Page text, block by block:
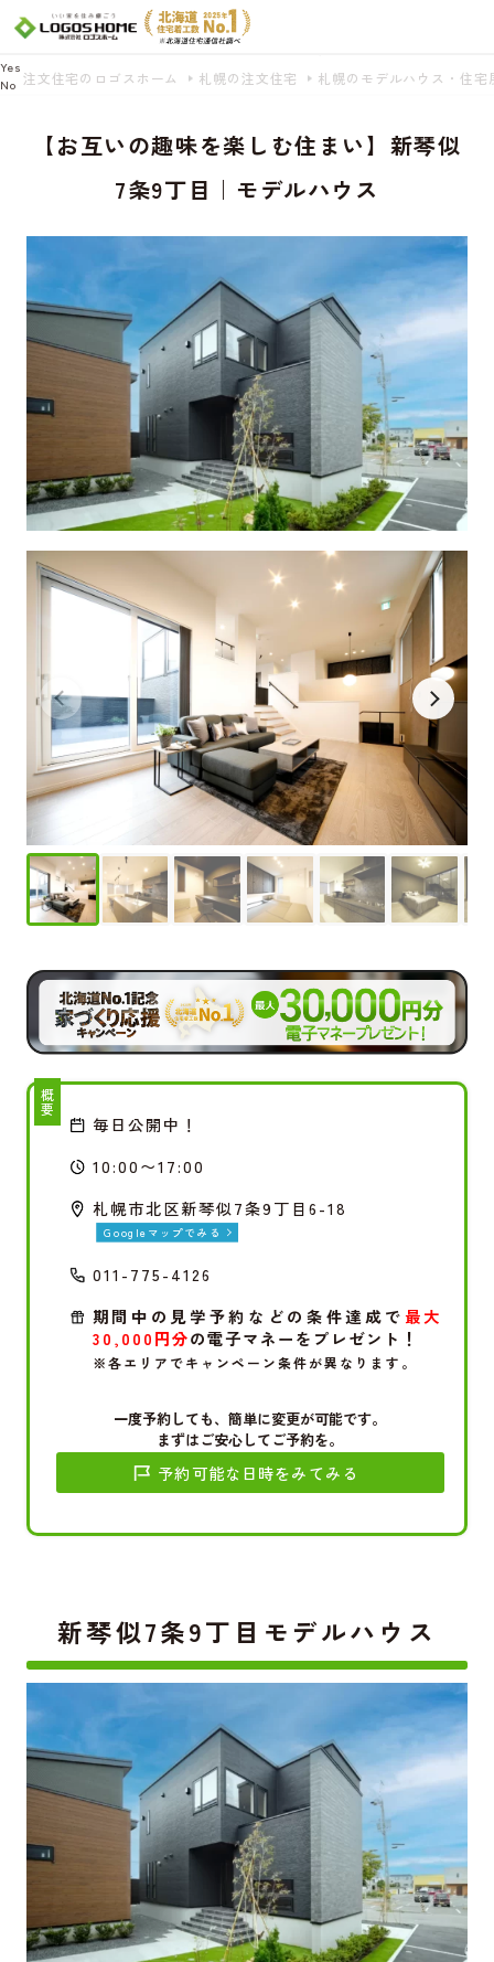
注文住宅のロゴスホーム 札幌の注文住宅 札幌のモデルハウス・住宅
【お互いの趣味を楽しむ住まい】新琴似
7条9丁目｜モデルハウス
概要
毎日公開中！
10:00〜17:00
札幌市北区新琴似7条9丁目6-18
Googleマップでみる
011-775-4126
期間中の見学予約などの条件達成で最大
30,000円分の電子マネーをプレゼント！
※各エリアでキャンペーン条件が異なります。
一度予約しても、簡単に変更が可能です。
まずはご安心してご予約を。
予約可能な日時をみてみる
新琴似7条9丁目モデルハウス
Cookie を使用して、お客様の活動を追跡してもよろしいですか? 当社ではお客様の
プライバシーを極めて重視しています。詳細について、およびご質問がある場合
は、当社のプライバシーポリシーをご覧ください。
Yes
No